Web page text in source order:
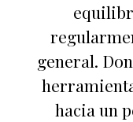
general.
hacia un